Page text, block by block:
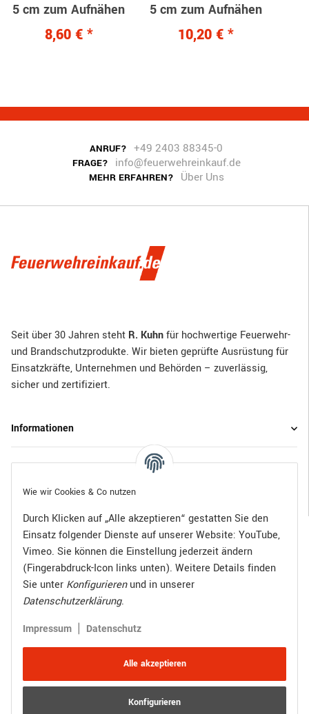
Alle akzeptieren
Konfigurieren
Wie wir Cookies & Co nutzen
Durch Klicken auf „Alle akzeptieren“ gestatten Sie den
Einsatz folgender Dienste auf unserer Website: YouTube,
Vimeo. Sie können die Einstellung jederzeit ändern
(Fingerabdruck-Icon links unten). Weitere Details finden
Sie unter Konfigurierenund in unserer
Datenschutzerklärung.
Impressum Datenschutz
5 cm zum Aufnähen
8,60 € *
5 cm zum Aufnähen
10,20 € *
ANRUF? +49 2403 88345-0
FRAGE? info@feuerwehreinkauf.de
MEHR ERFAHREN? Über Uns
Seit über 30 Jahren steht R. Kuhnfür hochwertige Feuerwehr-
und Brandschutzprodukte. Wir bieten geprüfte Ausrüstung für
Einsatzkräfte, Unternehmen und Behörden – zuverlässig,
sicher und zertifiziert.
Informationen
Gesetzliche Informationen
Bezahlen Sie bequem per:
Zugestellt durch:
Vertrag widerrufen